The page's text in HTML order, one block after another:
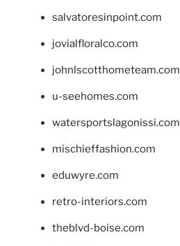
salvatoresinpoint.com
jovialfloralco.com
johnlscotthometeam.com
u-seehomes.com
watersportslagonissi.com
mischieffashion.com
eduwyre.com
retro-interiors.com
theblvd-boise.com